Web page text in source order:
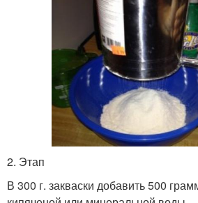
2. Этап
В 300 г. закваски добавить 500